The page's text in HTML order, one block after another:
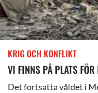
KRIG OCH KONFLIKT
VI FINNS PÅ PLATS
Det fortsatta våldet i